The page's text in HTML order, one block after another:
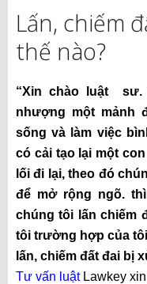
Lấn, chiếm
thế nào?
“Xin chào luật sư.
nhượng một mảnh
sống và làm việc
có cải tạo lại một
lối đi lại, theo đó
để mở rộng ngõ.
chúng tôi lấn chiếm
tôi trường hợp của
lấn, chiếm đất đai bị
Tư vấn luậtLawkey